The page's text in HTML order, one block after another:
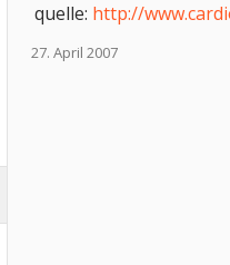
quelle: http://
27. April 2007